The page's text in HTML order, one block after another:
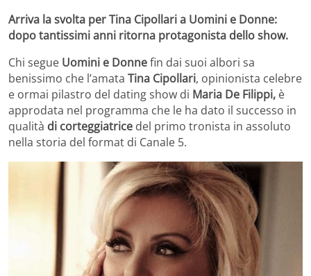
Arriva la svolta per Tina Cipollari a Uomini e Donne:
dopo tantissimi anni ritorna protagonista dello show.
Chi segue Uomini e Donnefin dai suoi albori sa
benissimo che l’amata Tina Cipollari, opinionista celebre
e ormai pilastro del dating show di Maria De Filippi, è
approdata nel programma che le ha dato il successo in
qualità di corteggiatrice del primo tronista in assoluto
nella storia del format di Canale 5.